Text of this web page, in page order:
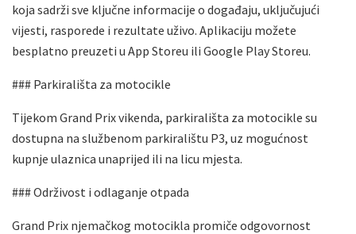
koja sadrži sve ključne informacije o događaju, uključujući
vijesti, rasporede i rezultate uživo. Aplikaciju možete
besplatno preuzeti u App Storeu ili Google Play Storeu.
### Parkirališta za motocikle
Tijekom Grand Prix vikenda, parkirališta za motocikle su
dostupna na službenom parkiralištu P3, uz mogućnost
kupnje ulaznica unaprijed ili na licu mjesta.
### Održivost i odlaganje otpada
Grand Prix njemačkog motocikla promiče odgovornost